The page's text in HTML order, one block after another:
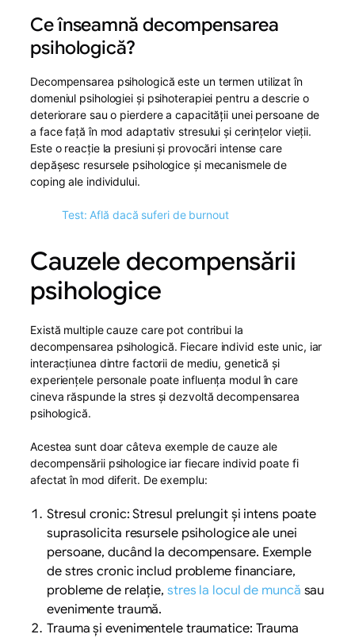
Ce înseamnă decompensarea
psihologică?
Decompensarea psihologică este un termen utilizat în
domeniul psihologiei și psihoterapiei pentru a descrie o
deteriorare sau o pierdere a capacității unei persoane de
a face față în mod adaptativ stresului și cerințelor vieții.
Este o reacție la presiuni și provocări intense care
depășesc resursele psihologice și mecanismele de
coping ale individului.
Test: Află dacă suferi de burnout
Cauzele decompensării
psihologice
Există multiple cauze care pot contribui la
decompensarea psihologică. Fiecare individ este unic, iar
interacțiunea dintre factorii de mediu, genetică și
experiențele personale poate influența modul în care
cineva răspunde la stres și dezvoltă decompensarea
psihologică.
Acestea sunt doar câteva exemple de cauze ale
decompensării psihologice iar fiecare individ poate fi
afectat în mod diferit. De exemplu:
Stresul cronic: Stresul prelungit și intens poate
suprasolicita resursele psihologice ale unei
persoane, ducând la decompensare. Exemple
de stres cronic includ probleme financiare,
probleme de relație, stres la locul de muncă sau
evenimente traumă.
Trauma și evenimentele traumatice: Trauma